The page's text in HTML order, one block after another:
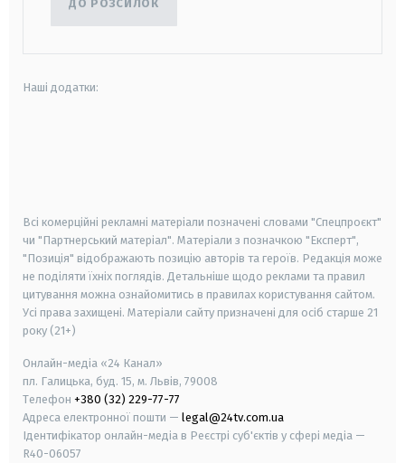
ДО РОЗСИЛОК
Наші додатки:
Всі комерційні рекламні матеріали позначені словами "Спецпроєкт"
чи "Партнерський матеріал". Матеріали з позначкою "Експерт",
"Позиція" відображають позицію авторів та героїв. Редакція може
не поділяти їхніх поглядів. Детальніше щодо реклами та правил
цитування можна ознайомитись в правилах користування сайтом.
Усі права захищені. Матеріали сайту призначені для осіб старше 21
року (21+)
Онлайн-медіа «24 Канал»
пл. Галицька, буд. 15, м. Львів, 79008
Телефон +380 (32) 229-77-77
Адреса електронної пошти — legal@24tv.com.ua
Ідентифікатор онлайн-медіа в Реєстрі суб'єктів у сфері медіа —
R40-06057